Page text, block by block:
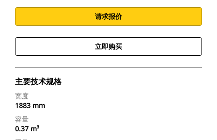
请求报价
立即购买
主要技术规格
宽度
1883 mm
容量
0.37 m³